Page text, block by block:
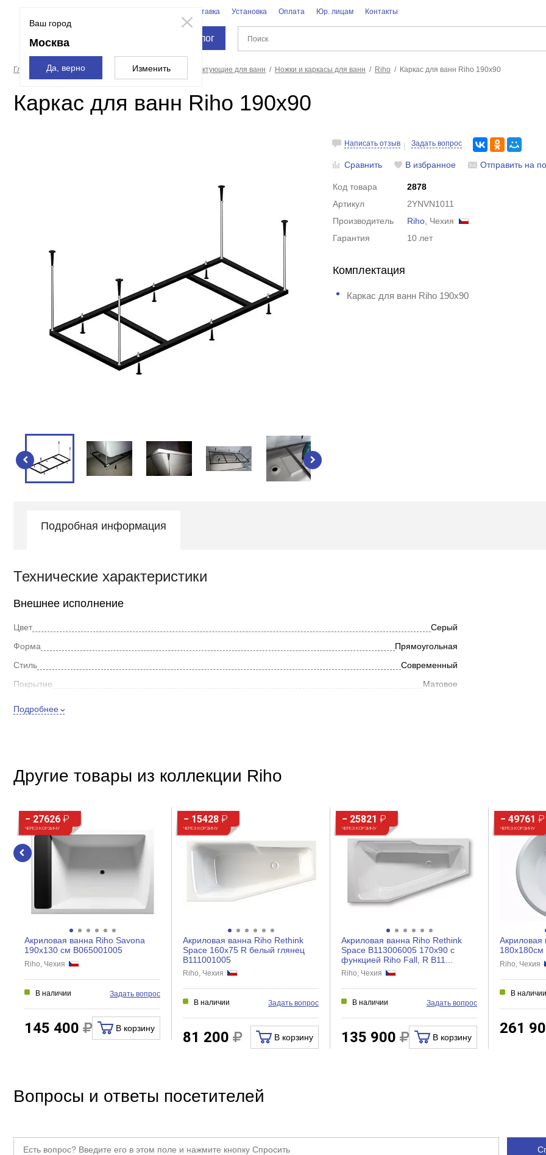
Ваш город
Москва
Да, верно Изменить
Доставка Установка Оплата Юр. лицам Контакты
Каталог
Главная страница Оборудование и комплектующие для ванн Ножки и каркасы для ванн Riho Каркас для ванн Riho 190x90
Каркас для ванн Riho 190x90
Написать отзыв Задать вопрос
Сравнить В избранное Отправить на
Код товара
2878
Артикул
2YNVN1011
Производитель
Riho , Чехия
Гарантия
10 лет
Комплектация
Каркас для ванн Riho 190x90
Подробная информация
Технические характеристики
Внешнее исполнение
Цвет
Серый
Форма
Прямоугольная
Стиль
Современный
Покрытие
Матовое
Дополнительно
Подробнее
Другие товары из коллекции Riho
− 27626 ₽
ЧЕРЕЗ КОРЗИНУ
Акриловая ванна Riho Savona
190x130 см B065001005
Riho, Чехия
В наличии Задать вопрос
145 400 В корзину
− 15428 ₽
ЧЕРЕЗ КОРЗИНУ
Акриловая ванна Riho Rethink
Space 160x75 R белый глянец
B111001005
Riho, Чехия
В наличии Задать вопрос
81 200 В корзину
− 25821 ₽
ЧЕРЕЗ КОРЗИНУ
Акриловая ванна Riho Rethink
Space B113006005 170x90 с
функцией Riho Fall, R B11...
Riho, Чехия
В наличии Задать вопрос
135 900 В корзину
− 49761 ₽
ЧЕРЕЗ КОРЗИНУ
Акриловая
180x180см
Riho, Чехия
В наличии
261
Вопросы и ответы посетителей